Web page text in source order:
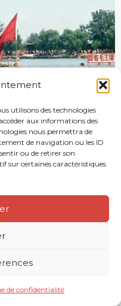
utilisons des technologies
aux informations des
nous permettra de
de navigation ou les ID
ou de retirer son
sur certaines caractéristiques
de confidentialité